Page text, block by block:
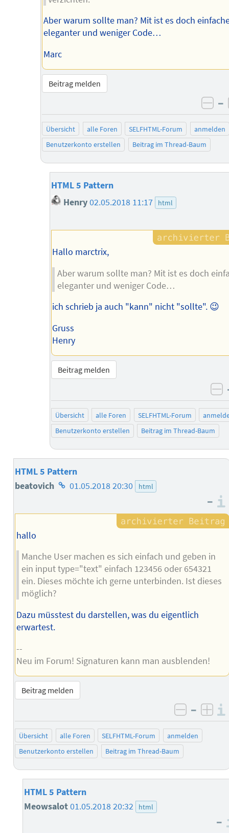
Aber warum sollte man? Mit ist es doch
eleganter und weniger Code…
Marc
Beitrag melden
–
Übersicht alle Foren SELFHTML-Forum
anmelden
Benutzerkonto erstellen
Beitrag im Thread-Baum
HTML 5 Pattern
Henry 02.05.2018 11:17 html
Hallo marctrix,
Aber warum sollte man? Mit ist es doch
eleganter und weniger Code…
ich schrieb ja auch "kann" nicht "sollte". 😉
Gruss
Henry
Beitrag melden
Übersicht alle Foren SELFHTML-Forum
Benutzerkonto erstellen
Beitrag im Thread-Baum
HTML 5 Pattern
beatovich Homepage
Autors
01.05.2018 20:30 html
–
hallo
Manche User machen es sich einfach und geben in
ein input type="text" einfach 123456 oder 654321
ein. Dieses möchte ich gerne unterbinden. Ist dieses
möglich?
Dazu müsstest du darstellen, was du eigentlich
erwartest.
--
Neu im Forum! Signaturen kann man ausblenden!
Beitrag melden
negativ
–
Übersicht alle Foren SELFHTML-Forum
anmelden
Benutzerkonto erstellen
Beitrag im Thread-Baum
HTML 5 Pattern
Meowsalot01.05.2018 20:32 html
–